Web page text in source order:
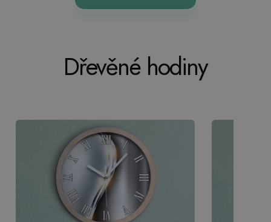
Dřevěné hodiny